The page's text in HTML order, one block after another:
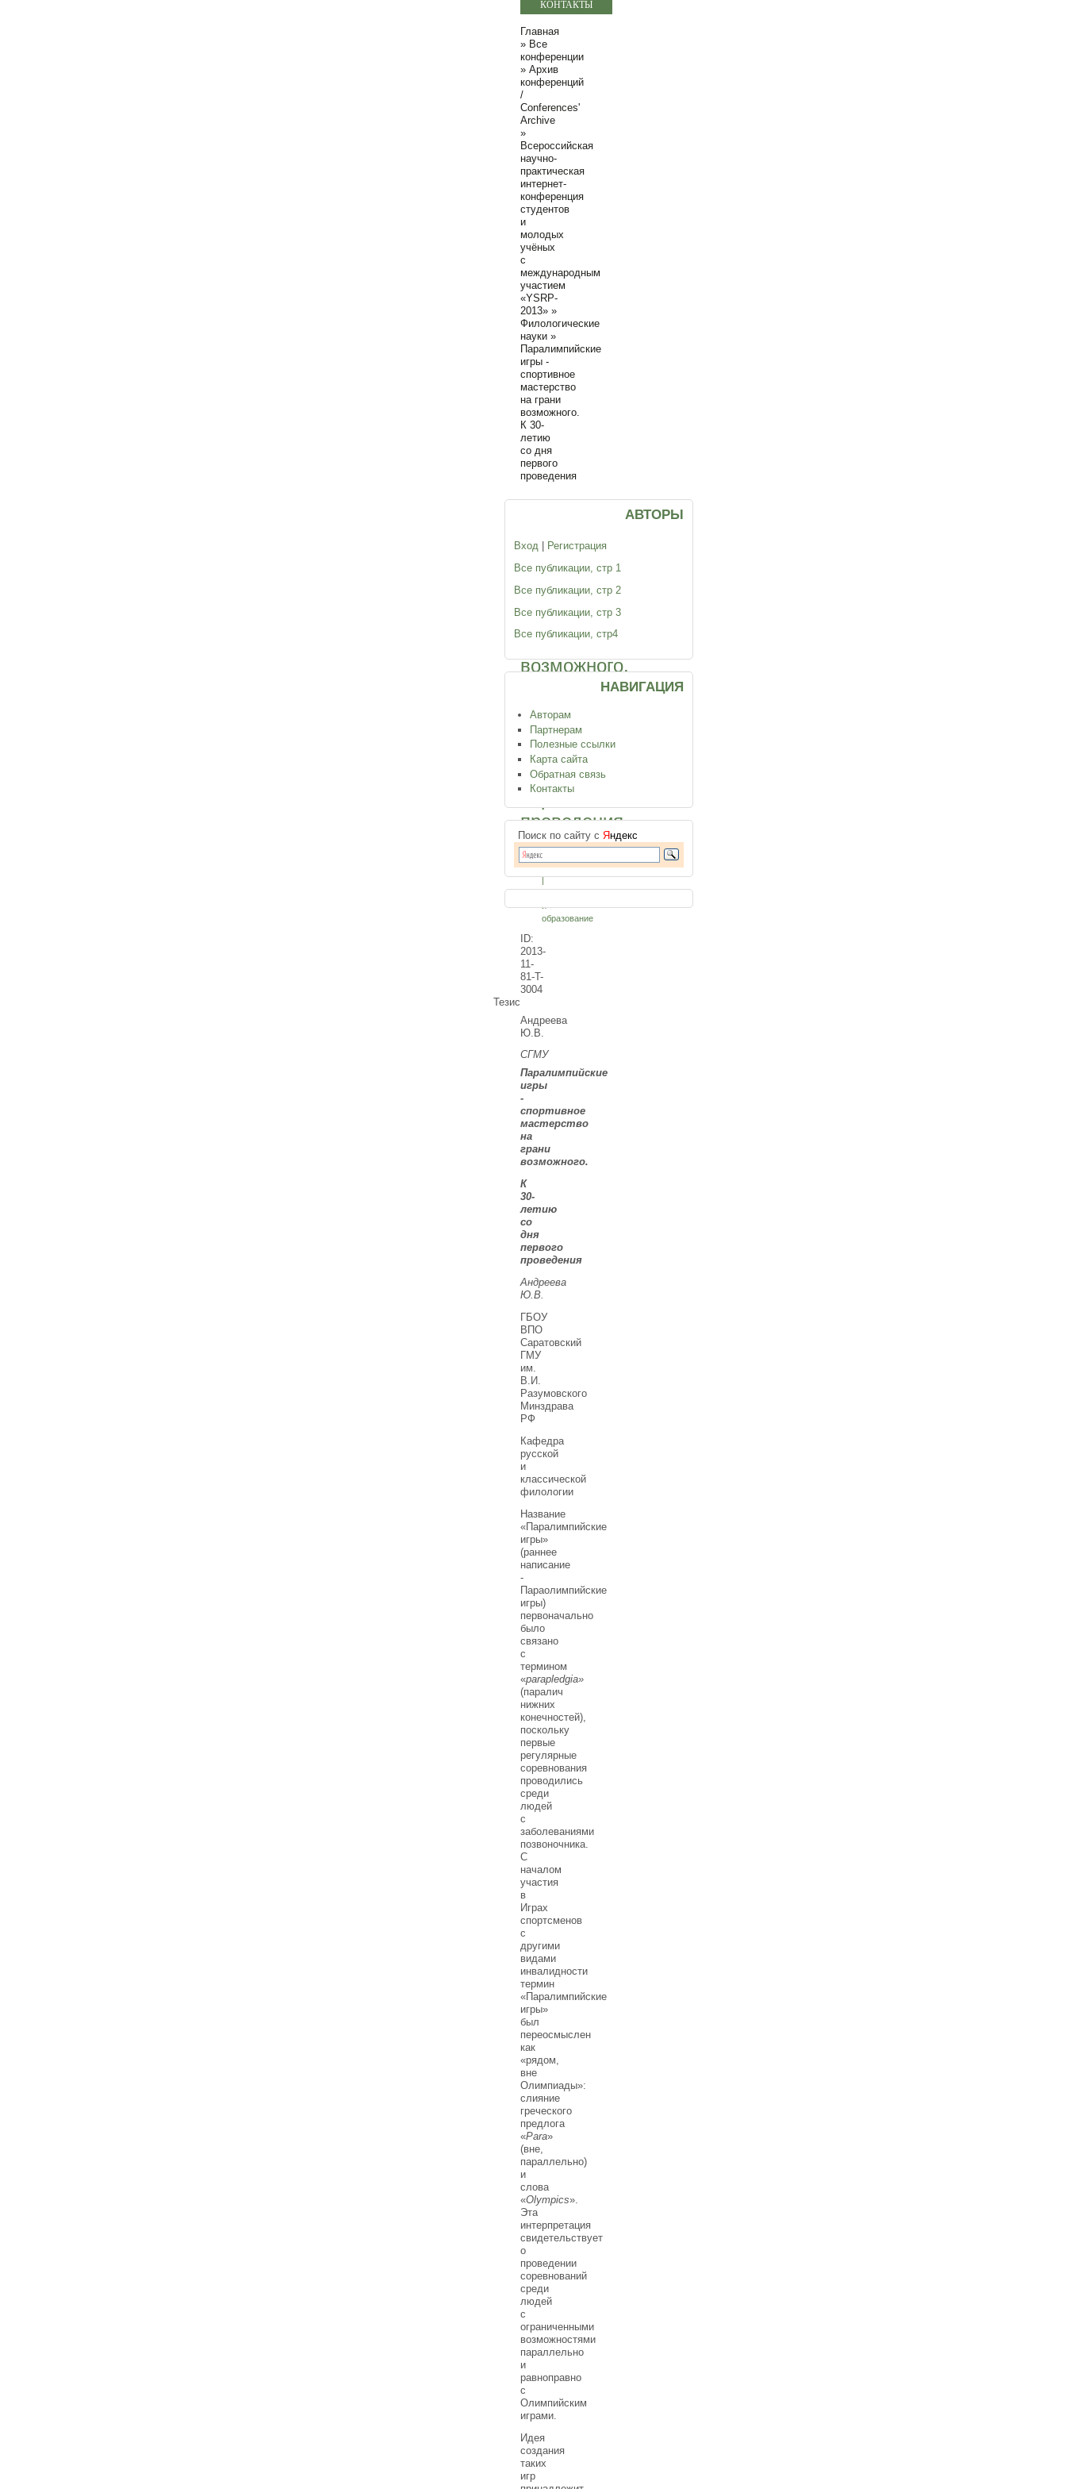
КОНТАКТЫ
Главная
» Все
конференции
»Архив
конференций
/
Conferences'
Archive
»
Всероссийская
научно-
практическая
интернет-
конференция
студентов
и
молодых
учёных
с
международным
участием
«YSRP-
2013» »
Филологические
науки »
Паралимпийские
игры -
спортивное
мастерство
на грани
возможного.
К 30-
летию
со дня
первого
проведения
Паралимпийские
-
спортивное
мастерство
на
грани
возможного.
30-
летию
со
дня
первого
проведения
Филологические
науки
|
Педагогика
и
образование
ID:
2013-
11-
81-T-
3004
Тезис
Андреева
Ю.В.
СГМУ
Паралимпийские
игры
-
спортивное
мастерство
на
грани
возможного.
К
30-
летию
со
дня
первого
проведения
Андреева
Ю.В.
ГБОУ
ВПО
Саратовский
ГМУ
им.
В.И.
Разумовского
Минздрава
РФ
Кафедра
русской
и
классической
филологии
Название
«Паралимпийские
игры»
(раннее
написание
-
Параолимпийские
игры)
первоначально
было
связано
с
термином
«parapledgia»
(паралич
нижних
конечностей),
поскольку
первые
регулярные
соревнования
проводились
среди
людей
с
заболеваниями
позвоночника.
С
началом
участия
в
Играх
спортсменов
с
другими
видами
инвалидности
термин
«Паралимпийские
игры»
был
переосмыслен
как
«рядом,
вне
Олимпиады»:
слияние
греческого
предлога
«Para»
(вне,
параллельно)
и
слова
«Olympics».
Эта
интерпретация
свидетельствует
о
проведении
соревнований
среди
людей
с
ограниченными
возможностями
параллельно
и
равноправно
с
Олимпийским
играми.
Идея
создания
таких
игр
АВТОРЫ
Вход | Регистрация
Все публикации, стр 1
Все публикации, стр 2
Все публикации, стр 3
Все публикации, стр4
НАВИГАЦИЯ
Авторам
Партнерам
Полезные ссылки
Карта сайта
Обратная связь
Контакты
Поиск по сайту с Яндекс